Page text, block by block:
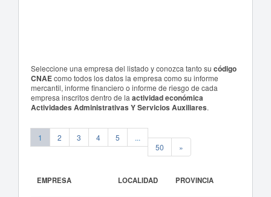
Seleccione una empresa del listado y conozca tanto sucódigo
CNAEcomo todos los datos la empresa como su informe
mercantil, informe financiero o informe de riesgo de cada
empresa inscritos dentro de laactividad económica
Actividades Administrativas Y Servicios Auxiliares.
1 2 3 4 5
...
50
»
EMPRESA LOCALIDAD PROVINCIA